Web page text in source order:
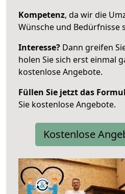
Kompetenz, da wir die
Wünsche und Bedürfnisse
Interesse? Dann greifen
holen Sie sich erst einmal
kostenlose Angebote.
Füllen Sie jetzt das
Sie kostenlose Angebote.
Kostenlose